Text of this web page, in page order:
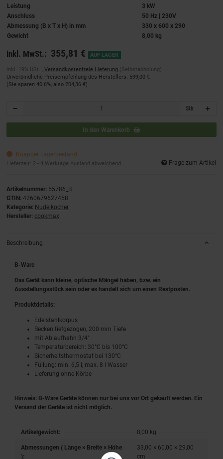
Leistung
3 kW
Anschluss
50 Hz | 230V
Abmessung (B x T x H) in mm
330 x 600 x 290
Gewicht
8,00 kg
inkl. MwSt.: 355,81 € AUF LAGER
inkl. 19% USt. , Versandkostenfreie Lieferung (Selbstabholung)
Unverbindliche Preisempfehlung des Herstellers: 599,00 €
(Sie sparen 40.6%, also 204,36 €)
Stk
In den Warenkorb
Knapper Lagerbestand
Lieferzeit: 2 - 4 Werktage Ausland abweichend Frage zum Artikel
Artikelnummer: 55786_B
GTIN: 4260679627458
Kategorie: Nudelkocher
Hersteller: cookmax
Beschreibung
B-Ware
Das Gerät kann kleine, optische Mängel haben, bzw. ein
Ausstellungsstück sein oder es handelt sich um einen Restposten.
Produktdetails:
Edelstahlkorpus
Becken tiefgezogen, 200 mm Tiefe
mit Ablaufhahn 3/4"
Temperaturbereich: 30°C bis 100°C
Sicherheitsthermostat bei 130°C
Füllung: min. 6,5 l, max. 8 l Wasser
Lieferung ohne Körbe
Hinweis: B-Ware Geräte können nur bei uns vor Ort gekauft werden. Ein
Versand der Geräte ist nicht möglich.
Artikelgewicht: 8,00 kg
Abmessungen ( Länge × Breite × Höhe
):
33,00 × 60,00 × 29,00
cm